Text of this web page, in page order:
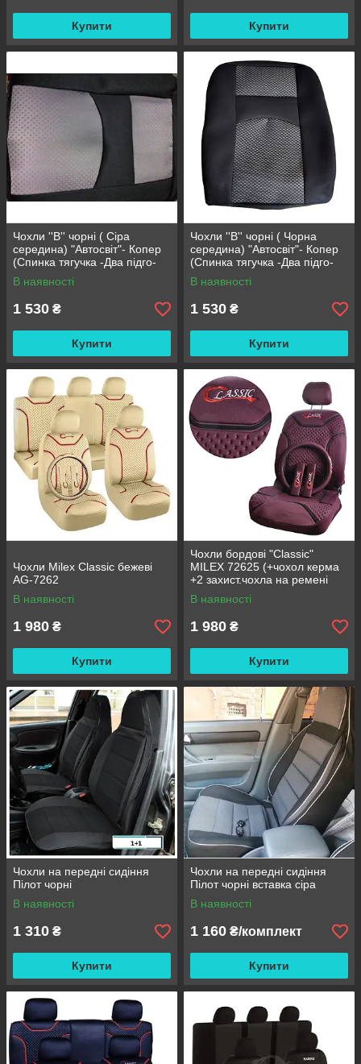
Купити Купити
Чохли ''В'' чорні ( Сіра
середина) "Автосвіт"- Копер
(Спинка тягучка -Два підго-
ка)
В наявності
1 530 ₴
Купити
Чохли ''В'' чорні ( Чорна
середина) "Автосвіт"- Копер
(Спинка тягучка -Два підго-
ка)
В наявності
1 530 ₴
Купити
Чохли Milex Classic бежеві
AG-7262
В наявності
1 980 ₴
Купити
Чохли бордові "Classic"
MILEX 72625 (+чохол керма
+2 захист.чохла на ремені
безоп) (6шт/ящ)
В наявності
1 980 ₴
Купити
Чохли на передні сидіння
Пілот чорні
В наявності
1 310 ₴
Купити
Чохли на передні сидіння
Пілот чорні вставка сіра
В наявності
1 160 ₴/комплект
Купити